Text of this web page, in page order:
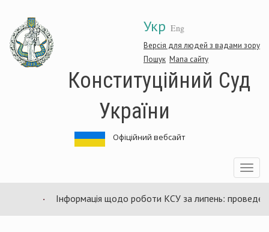
основного
матеріалу
Укр Eng
Версія для людей з вадами зору
Пошук Мапа сайту
Конституційний Суд
України
Офіційний вебсайт
Toggle
Інформація щодо роботи КСУ за липень: проведено